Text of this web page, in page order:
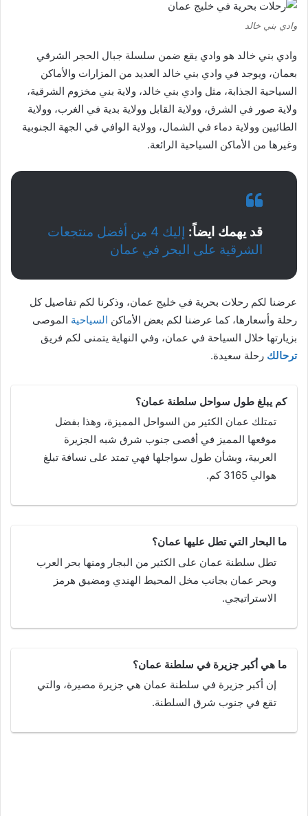
وادي بني خالد
وادي بني خالد هو وادي يقع ضمن سلسلة جبال الحجر الشرقي
بعمان، ويوجد في وادي بني خالد العديد من المزارات والأماكن
السياحية الجذابة، مثل وادي بني خالد، ولاية بني مخزوم الشرقية،
ولاية صور في الشرق، وولاية القابل وولاية بدية في الغرب، وولاية
الطائيين وولاية دماء في الشمال، وولاية الوافي في الجهة الجنوبية
وغيرها من الأماكن السياحية الرائعة.
قد يهمك ايضاً:
إليك 4 من أفضل منتجعات
الشرقية على البحر في عمان
عرضنا لكم رحلات بحرية في خليج عمان، وذكرنا لكم تفاصيل كل
رحلة وأسعارها، كما عرضنا لكم بعض الأماكن السياحية الموصى
بزيارتها خلال السياحة في عمان، وفي النهاية يتمنى لكم فريق
ترحالك رحلة سعيدة.
كم يبلغ طول سواحل سلطنة عمان؟
تمتلك عمان الكثير من السواحل المميزة، وهذا بفضل
موقعها المميز في أقصى جنوب شرق شبه الجزيرة
العربية، وبشأن طول سواجلها فهي تمتد على نسافة تبلغ
هوالي 3165 كم.
ما البحار التي تطل عليها عمان؟
تطل سلطنة عمان على الكثير من البجار ومنها بحر العرب
وبحر عمان بجانب مخل المحيط الهندي ومضيق هرمز
الاستراتيجي.
ما هي أكبر جزيرة في سلطنة عمان؟
إن أكبر جزيرة في سلطنة عمان هي جزيرة مصيرة، والتي
تقع في جنوب شرق السلطنة.